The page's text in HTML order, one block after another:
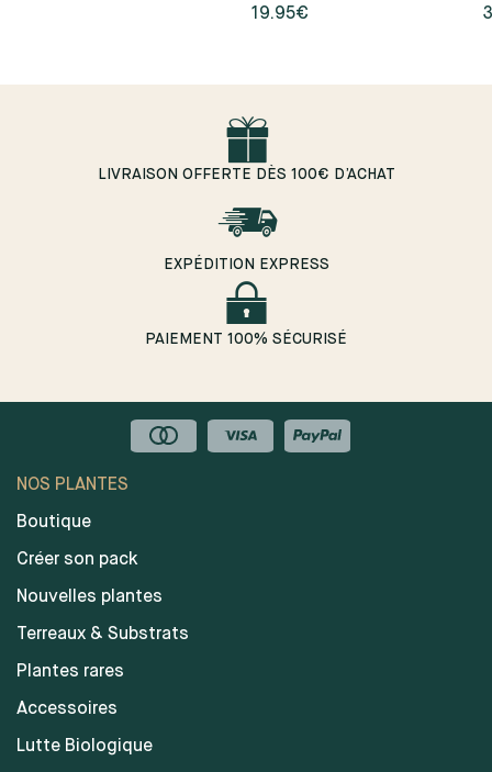
19.95€
LIVRAISON OFFERTE DÈS 100€ D’ACHAT
EXPÉDITION EXPRESS
PAIEMENT 100% SÉCURISÉ
NOS PLANTES
Boutique
Créer son pack
Nouvelles plantes
Terreaux & Substrats
Plantes rares
Accessoires
Lutte Biologique